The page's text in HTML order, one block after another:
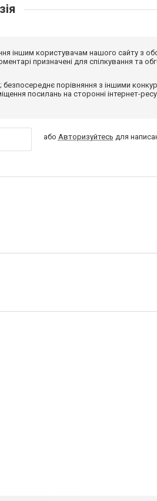
іншим користувачам нашого сайту з
призначені для спілкування та
порівняння з іншими
посилань на сторонні інтернет-
або Авторизуйтесь для